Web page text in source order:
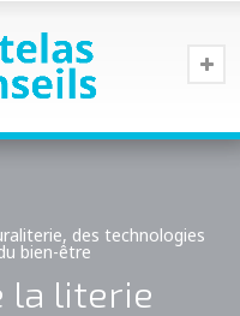
des technologies
bien-être
la literie